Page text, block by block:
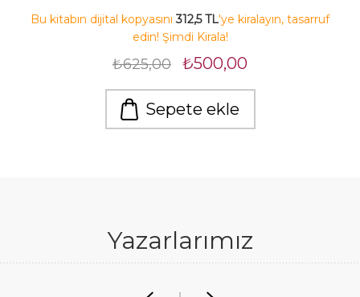
Bu kitabın dijital kopyasını312,5 TL'ye kiralayın, tasarruf
edin! Şimdi Kirala!
₺625,00 ₺500,00
Sepete ekle
Yazarlarımız